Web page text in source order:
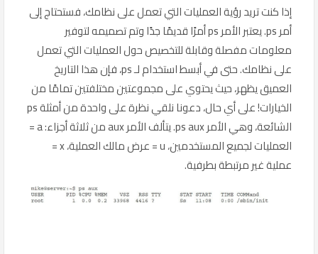
إذا كنت تريد رؤية العمليات التي تعمل على نظامك، فستحتاج إلى
أمر ps. يعتبر الأمر ps أمرًا قديمًا جدًا وتم تصميمه لتوفير
معلومات مفصلة وقابلة للتخصيص حول العمليات التي تعمل
على نظامك. حتى في أبسط استخدام لـ ps، فإن هذا التاريخ
العميق يظهر، حيث يحتوي على مجموعتين مختلفتين تمامًا من
الخيارات! على أي حال، دعونا نلقي نظرة على واحدة من أمثلة ps
الشائعة، وهي الأمر ps aux. يتألف الأمر aux من ثلاثة أجزاء: a =
العمليات لجميع المستخدمين، u = عرض مالك العملية، x =
عملية غير مرتبطة بطرفية.